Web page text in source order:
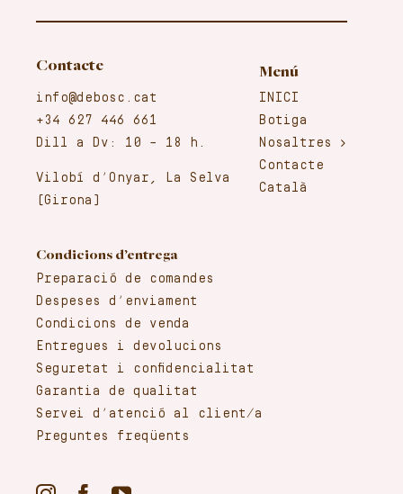
Menú
INICI
Botiga
Nosaltres
Contacte
Català
Contacte
info@debosc.cat
+34 627 446 661
Dill a Dv: 10 – 18 h.
Vilobí d’Onyar, La Selva
(Girona)
Condicions d’entrega
Preparació de comandes
Despeses d’enviament
Condicions de venda
Entregues i devolucions
Seguretat i confidencialitat
Garantia de qualitat
Servei d’atenció al client/a
Preguntes freqüents